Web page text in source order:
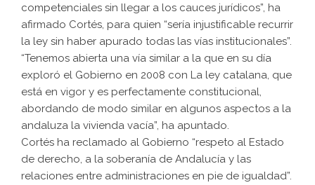
competenciales sin llegar a los cauces jurídicos”, ha
afirmado Cortés, para quien “sería injustificable recurrir
la ley sin haber apurado todas las vías institucionales”.
“Tenemos abierta una vía similar a la que en su día
exploró el Gobierno en 2008 con La ley catalana, que
está en vigor y es perfectamente constitucional,
abordando de modo similar en algunos aspectos a la
andaluza la vivienda vacía”, ha apuntado.
Cortés ha reclamado al Gobierno “respeto al Estado
de derecho, a la soberanía de Andalucía y las
relaciones entre administraciones en pie de igualdad”.